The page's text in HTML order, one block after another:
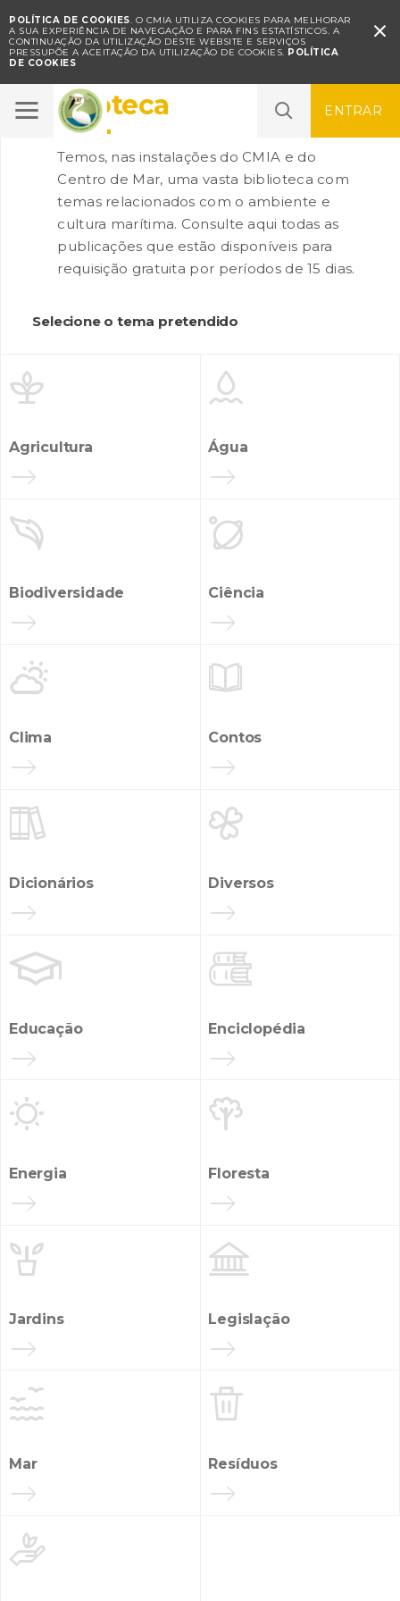
POLÍTICA DE COOKIES. O CMIA UTILIZA COOKIES PARA MELHORAR
A SUA EXPERIÊNCIA DE NAVEGAÇÃO E PARA FINS ESTATÍSTICOS. A
CONTINUAÇÃO DA UTILIZAÇÃO DESTE WEBSITE E SERVIÇOS
PRESSUPÕE A ACEITAÇÃO DA UTILIZAÇÃO DE COOKIES. POLÍTICA
DE COOKIES

ENTRAR
Biblioteca
Temos, nas instalações do CMIA e do
Centro de Mar, uma vasta biblioteca com
temas relacionados com o ambiente e
cultura marítima. Consulte aqui todas as
publicações que estão disponíveis para
requisição gratuita por períodos de 15 dias.
Selecione o tema pretendido

Agricultura

Água

Biodiversidade

Ciência

Clima

Contos

Dicionários

Diversos

Educação

Enciclopédia

Energia

Floresta

Jardins

Legislação

Mar

Resíduos
